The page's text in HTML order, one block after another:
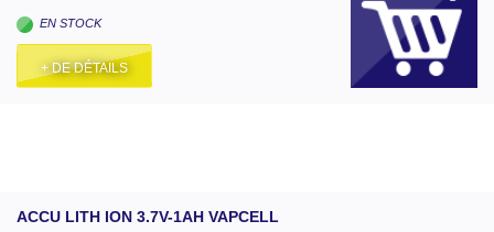
EN STOCK
+ DE DÉTAILS
ACCU LITH ION 3.7V-1AH VAPCELL